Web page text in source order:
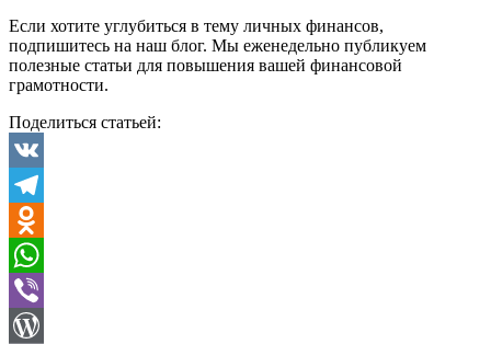
Если хотите углубиться в тему личных финансов,
подпишитесь на наш блог. Мы еженедельно публикуем
полезные статьи для повышения вашей финансовой
грамотности.
Поделиться статьей:
VK
Telegram
Odnoklassniki
WhatsApp
Viber